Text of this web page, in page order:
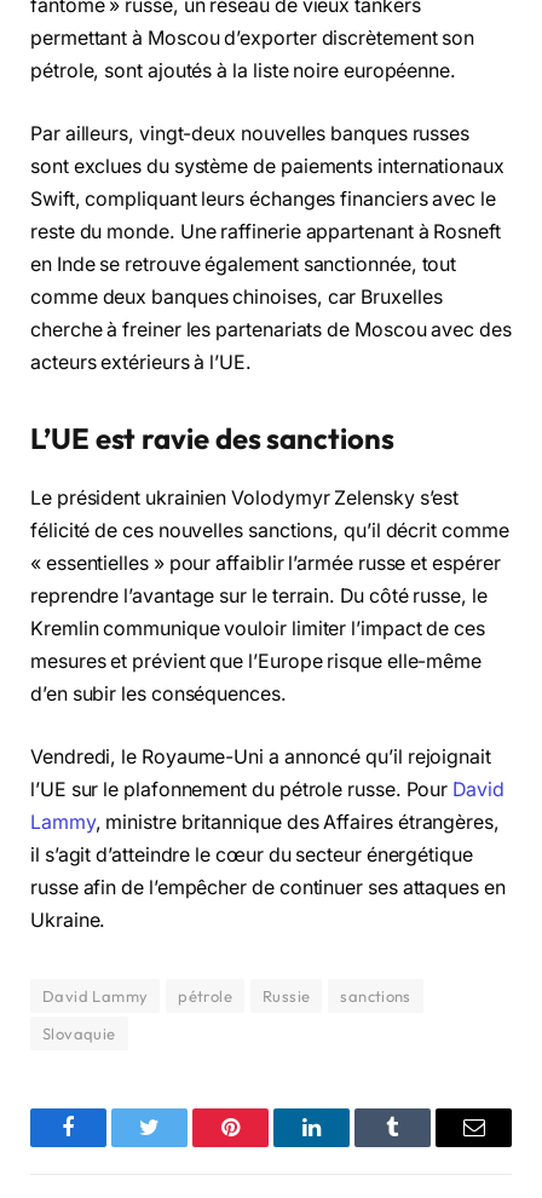
fantôme » russe, un réseau de vieux tankers
permettant à Moscou d’exporter discrètement son
pétrole, sont ajoutés à la liste noire européenne.
Par ailleurs, vingt-deux nouvelles banques russes
sont exclues du système de paiements internationaux
Swift, compliquant leurs échanges financiers avec le
reste du monde. Une raffinerie appartenant à Rosneft
en Inde se retrouve également sanctionnée, tout
comme deux banques chinoises, car Bruxelles
cherche à freiner les partenariats de Moscou avec des
acteurs extérieurs à l’UE.
L’UE est ravie des sanctions
Le président ukrainien Volodymyr Zelensky s’est
félicité de ces nouvelles sanctions, qu’il décrit comme
« essentielles » pour affaiblir l’armée russe et espérer
reprendre l’avantage sur le terrain. Du côté russe, le
Kremlin communique vouloir limiter l’impact de ces
mesures et prévient que l’Europe risque elle-même
d’en subir les conséquences.
Vendredi, le Royaume-Uni a annoncé qu’il rejoignait
l’UE sur le plafonnement du pétrole russe. Pour David
Lammy, ministre britannique des Affaires étrangères,
il s’agit d’atteindre le cœur du secteur énergétique
russe afin de l’empêcher de continuer ses attaques en
Ukraine.
David Lammy pétrole Russie
sanctions
Slovaquie
FacebookTwitter Pinterest LinkedInTumblr Email